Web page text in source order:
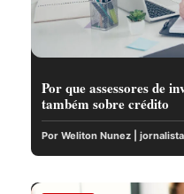
Por que assessores de
também sobre crédito
Por Weliton Nunez |